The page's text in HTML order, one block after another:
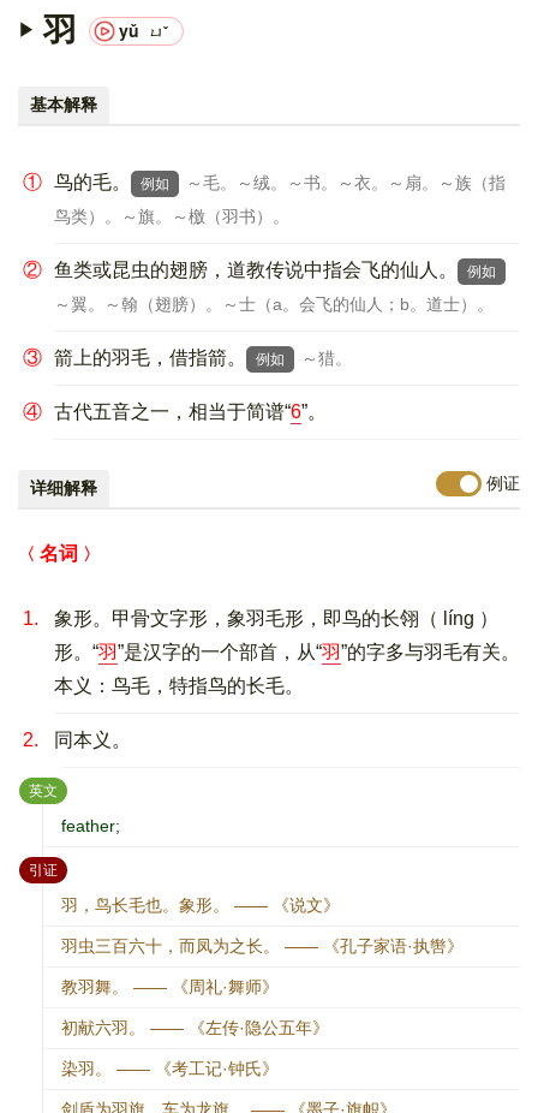
羽 yǔ ㄩˇ
基本解释
① 鸟的毛。 例如
～毛。～绒。～书。～衣。～扇。～族（指
鸟类）。～旗。～檄（羽书）。
② 鱼类或昆虫的翅膀，道教传说中指会飞的仙人。 例如
～翼。～翰（翅膀）。～士（a。会飞的仙人；b。道士）。
③ 箭上的羽毛，借指箭。 例如 ～猎。
④ 古代五音之一，相当于简谱“6”。
详细解释 例证
名词
1.
象形。甲骨文字形，象羽毛形，即鸟的长翎（ líng ）
形。“羽”是汉字的一个部首，从“羽”的字多与羽毛有关。
本义：鸟毛，特指鸟的长毛。
2. 同本义。
英文 ：
feather;
引证：
羽，鸟长毛也。象形。 —— 《说文》
羽虫三百六十，而凤为之长。 —— 《孔子家语·执辔》
教羽舞。 —— 《周礼·舞师》
初献六羽。 —— 《左传·隐公五年》
染羽。 —— 《考工记·钟氏》